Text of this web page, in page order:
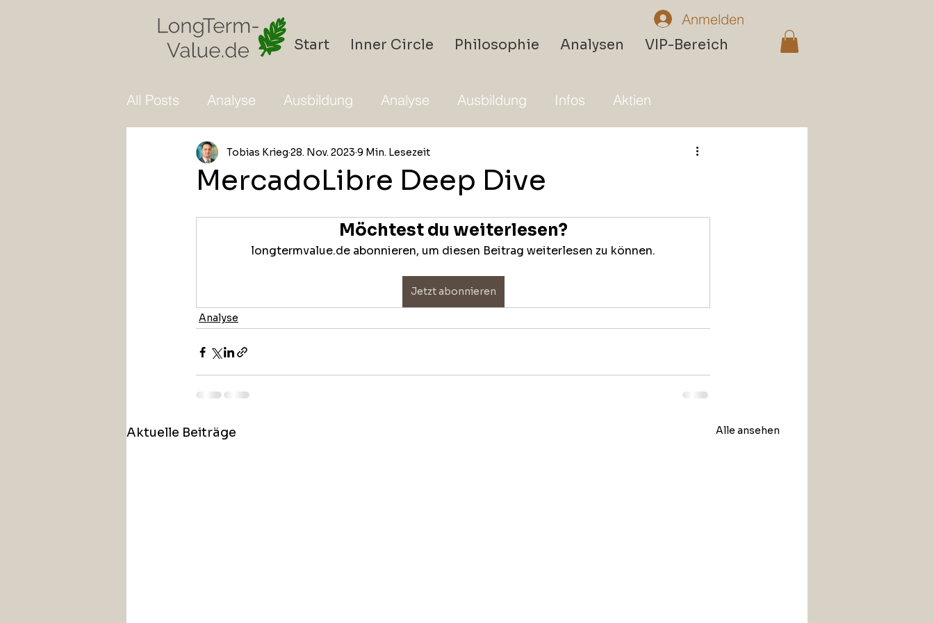
Start Inner Circle Philosophie Analysen VIP-Bereich
Anmelden
All Posts Analyse Ausbildung Analyse Ausbildung Infos Aktien
MercadoLibre Deep Dive
Tobias Krieg 28. Nov. 2023 9 Min. Lesezeit
Möchtest du weiterlesen?
longtermvalue.de abonnieren, um diesen Beitrag weiterlesen zu können.
Jetzt abonnieren
Analyse
Aktuelle Beiträge Alle ansehen